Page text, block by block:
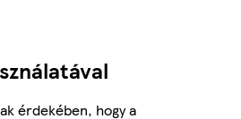
érdekében, hogy a